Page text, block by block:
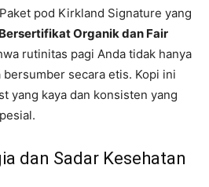
pod Kirkland Signature yang
Bersertifikat Organik dan Fair
rutinitas pagi Anda tidak hanya
secara etis. Kopi ini
yang kaya dan konsisten yang
dan Sadar Kesehatan